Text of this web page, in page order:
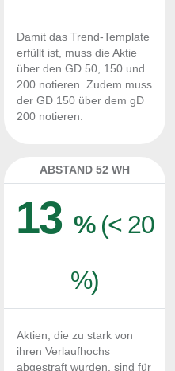
Damit das Trend-Template
erfüllt ist, muss die Aktie
über den GD 50, 150 und
200 notieren. Zudem muss
der GD 150 über dem gD
200 notieren.
ABSTAND 52 WH
13% (< 20
%)
Aktien, die zu stark von
ihren Verlaufhochs
abgestraft wurden, sind für